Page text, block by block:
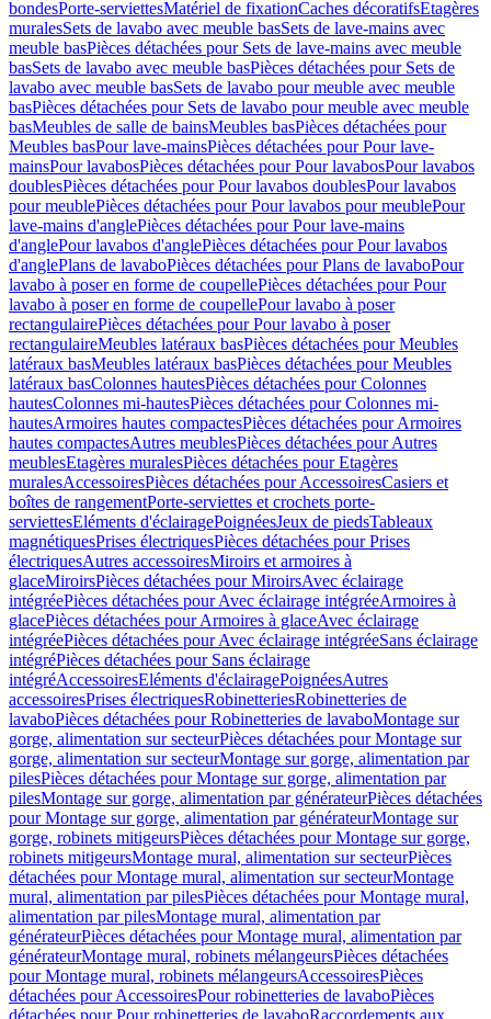
bondesPorte-serviettesMatériel de fixationCaches décoratifsEtagères
muralesSets de lavabo avec meuble basSets de lave-mains avec
meuble basPièces détachées pour Sets de lave-mains avec meuble
basSets de lavabo avec meuble basPièces détachées pour Sets de
lavabo avec meuble basSets de lavabo pour meuble avec meuble
basPièces détachées pour Sets de lavabo pour meuble avec meuble
basMeubles de salle de bainsMeubles basPièces détachées pour
Meubles basPour lave-mainsPièces détachées pour Pour lave-
mainsPour lavabosPièces détachées pour Pour lavabosPour lavabos
doublesPièces détachées pour Pour lavabos doublesPour lavabos
pour meublePièces détachées pour Pour lavabos pour meublePour
lave-mains d'anglePièces détachées pour Pour lave-mains
d'anglePour lavabos d'anglePièces détachées pour Pour lavabos
d'anglePlans de lavaboPièces détachées pour Plans de lavaboPour
lavabo à poser en forme de coupellePièces détachées pour Pour
lavabo à poser en forme de coupellePour lavabo à poser
rectangulairePièces détachées pour Pour lavabo à poser
rectangulaireMeubles latéraux basPièces détachées pour Meubles
latéraux basMeubles latéraux basPièces détachées pour Meubles
latéraux basColonnes hautesPièces détachées pour Colonnes
hautesColonnes mi-hautesPièces détachées pour Colonnes mi-
hautesArmoires hautes compactesPièces détachées pour Armoires
hautes compactesAutres meublesPièces détachées pour Autres
meublesEtagères muralesPièces détachées pour Etagères
muralesAccessoiresPièces détachées pour AccessoiresCasiers et
boîtes de rangementPorte-serviettes et crochets porte-
serviettesEléments d'éclairagePoignéesJeux de piedsTableaux
magnétiquesPrises électriquesPièces détachées pour Prises
électriquesAutres accessoiresMiroirs et armoires à
glaceMiroirsPièces détachées pour MiroirsAvec éclairage
intégréePièces détachées pour Avec éclairage intégréeArmoires à
glacePièces détachées pour Armoires à glaceAvec éclairage
intégréePièces détachées pour Avec éclairage intégréeSans éclairage
intégréPièces détachées pour Sans éclairage
intégréAccessoiresEléments d'éclairagePoignéesAutres
accessoiresPrises électriquesRobinetteriesRobinetteries de
lavaboPièces détachées pour Robinetteries de lavaboMontage sur
gorge, alimentation sur secteurPièces détachées pour Montage sur
gorge, alimentation sur secteurMontage sur gorge, alimentation par
pilesPièces détachées pour Montage sur gorge, alimentation par
pilesMontage sur gorge, alimentation par générateurPièces détachées
pour Montage sur gorge, alimentation par générateurMontage sur
gorge, robinets mitigeursPièces détachées pour Montage sur gorge,
robinets mitigeursMontage mural, alimentation sur secteurPièces
détachées pour Montage mural, alimentation sur secteurMontage
mural, alimentation par pilesPièces détachées pour Montage mural,
alimentation par pilesMontage mural, alimentation par
générateurPièces détachées pour Montage mural, alimentation par
générateurMontage mural, robinets mélangeursPièces détachées
pour Montage mural, robinets mélangeursAccessoiresPièces
détachées pour AccessoiresPour robinetteries de lavaboPièces
détachées pour Pour robinetteries de lavaboRaccordements aux